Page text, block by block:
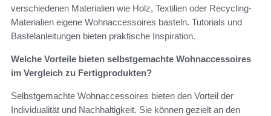
verschiedenen Materialien wie Holz, Textilien oder Recycling-
Materialien eigene Wohnaccessoires basteln. Tutorials und
Bastelanleitungen bieten praktische Inspiration.
Welche Vorteile bieten selbstgemachte Wohnaccessoires
im Vergleich zu Fertigprodukten?
Selbstgemachte Wohnaccessoires bieten den Vorteil der
Individualität und Nachhaltigkeit. Sie können gezielt an den